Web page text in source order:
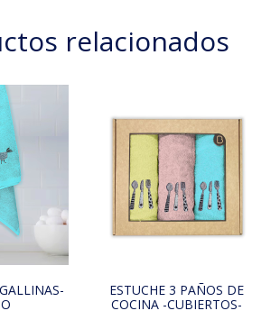
relacionados
ESTUCHE 3 PAÑOS DE
COCINA -CUBIERTOS-